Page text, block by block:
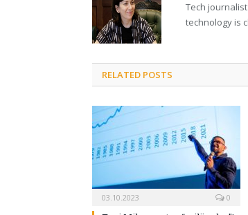
Tech
technology is
RELATED POSTS
03.10.2023 0